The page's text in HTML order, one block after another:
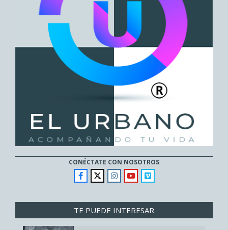
CONÉCTATE CON NOSOTROS
TE PUEDE INTERESAR